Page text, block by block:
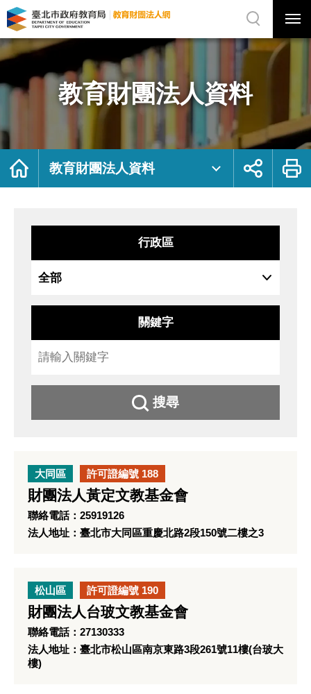
教
育
團
資
料
府
局
法
網
站
選
選
單
關
網
站
尋
教育財團法人資料
首
教育財團法人資料
展
鈕
列
行政區
關鍵字
搜尋
大同區 許可證編號 188
財團法人黃定文教基金會
聯絡電話：25919126
法人地址：臺北市大同區重慶北路2段150號二樓之3
松山區 許可證編號 190
財團法人台玻文教基金會
聯絡電話：27130333
法人地址：臺北市松山區南京東路3段261號11樓(台玻大
樓)